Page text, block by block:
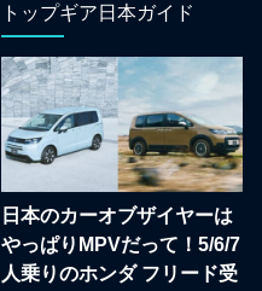
トップギア日本ガイド
日本のカーオブザイヤーは
やっぱりMPVだって！5/6/7
人乗りのホンダ フリード受